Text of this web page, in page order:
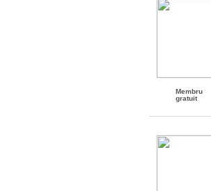
Membru
gratuit